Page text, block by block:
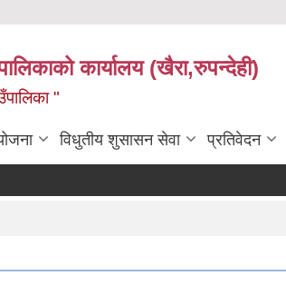
कार्यालय (खैरा,रुपन्देही)
"
विधुतीय शुसासन सेवा प्रतिवेदन